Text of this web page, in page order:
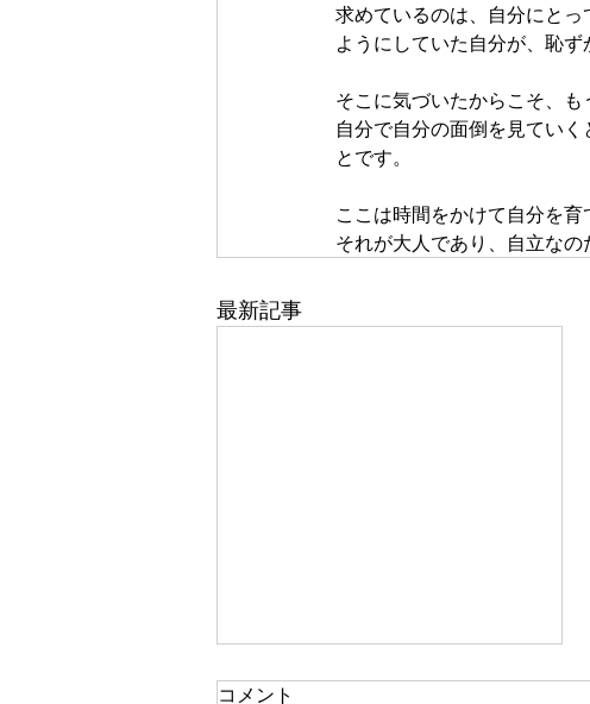
求めているのは、自分にと
ようにしていた自分が、恥ず
そこに気づいたからこそ、も
自分で自分の面倒を見てい
とです。
ここは時間をかけて自分を育
それが大人であり、自立なの
最新記事
一人で頑張る
コメント